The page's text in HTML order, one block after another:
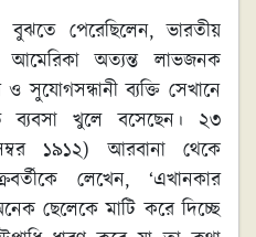
বুঝতে পেরেছিলেন, ভারতীয়
আমেরিকা অত্যন্ত লাভজনক
সুযোগসন্ধানী ব্যক্তি সেখানে
ব্যবসা খুলে বসেছেন। ২৩
১৯১২) আরবানা থেকে
লেখেন, ‘এখানকার
ছেলেকে মাটি করে দিচ্ছে